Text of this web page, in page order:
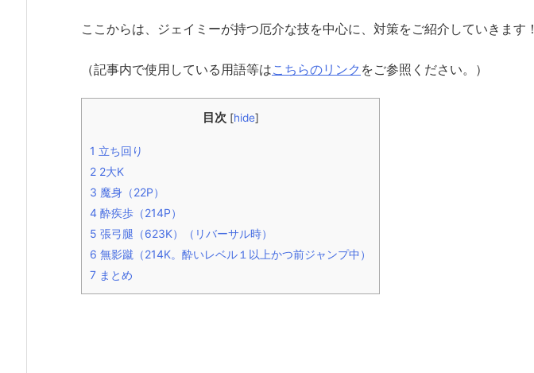
ここからは、ジェイミーが持つ厄介な技を中心に、対策をご紹介していきます！
（記事内で使用している用語等はこちらのリンク をご参照ください。）
目次 [hide]
1 立ち回り
2 2大K
3 魔身（22P）
4 酔疾歩（214P）
5 張弓腿（623K）（リバーサル時）
6 無影蹴（214K。酔いレベル１以上かつ前ジャンプ中）
7 まとめ